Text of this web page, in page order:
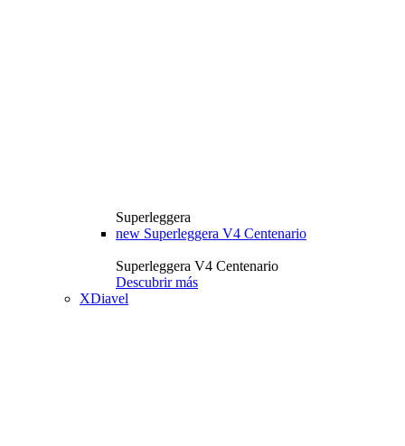
Superleggera
new Superleggera V4 Centenario
Superleggera V4 Centenario
Descubrir más
XDiavel